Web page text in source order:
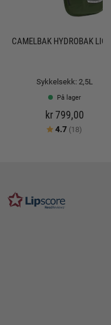
CAMELBAK HYDROBAK
Sykkelsekk: 2,5L
På lager
kr 799,00
Karakter:
4.7 (18)